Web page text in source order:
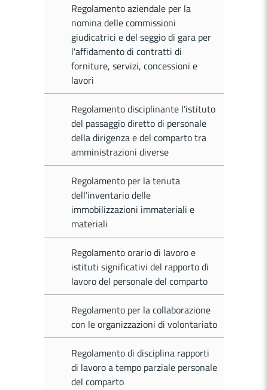
Regolamento aziendale per la
nomina delle commissioni
giudicatrici e del seggio di gara per
l'affidamento di contratti di
forniture, servizi, concessioni e
lavori
Regolamento disciplinante l'istituto
del passaggio diretto di personale
della dirigenza e del comparto tra
amministrazioni diverse
Regolamento per la tenuta
dell’inventario delle
immobilizzazioni immateriali e
materiali
Regolamento orario di lavoro e
istituti significativi del rapporto di
lavoro del personale del comparto
Regolamento per la collaborazione
con le organizzazioni di volontariato
Regolamento di disciplina rapporti
di lavoro a tempo parziale personale
del comparto